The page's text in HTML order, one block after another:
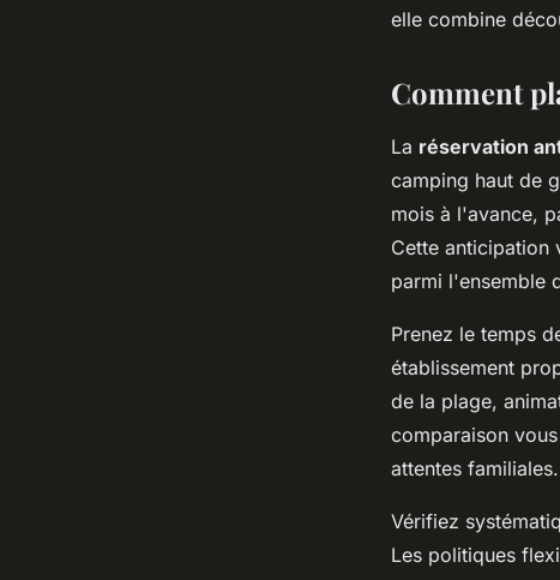
elle combine
Comment
La réservation
camping haut de
mois à l'avance,
Cette anticipation
parmi l'ensemble
Prenez le temps
établissement
de la plage,
comparaison
attentes familiales.
Vérifiez
Les politiques